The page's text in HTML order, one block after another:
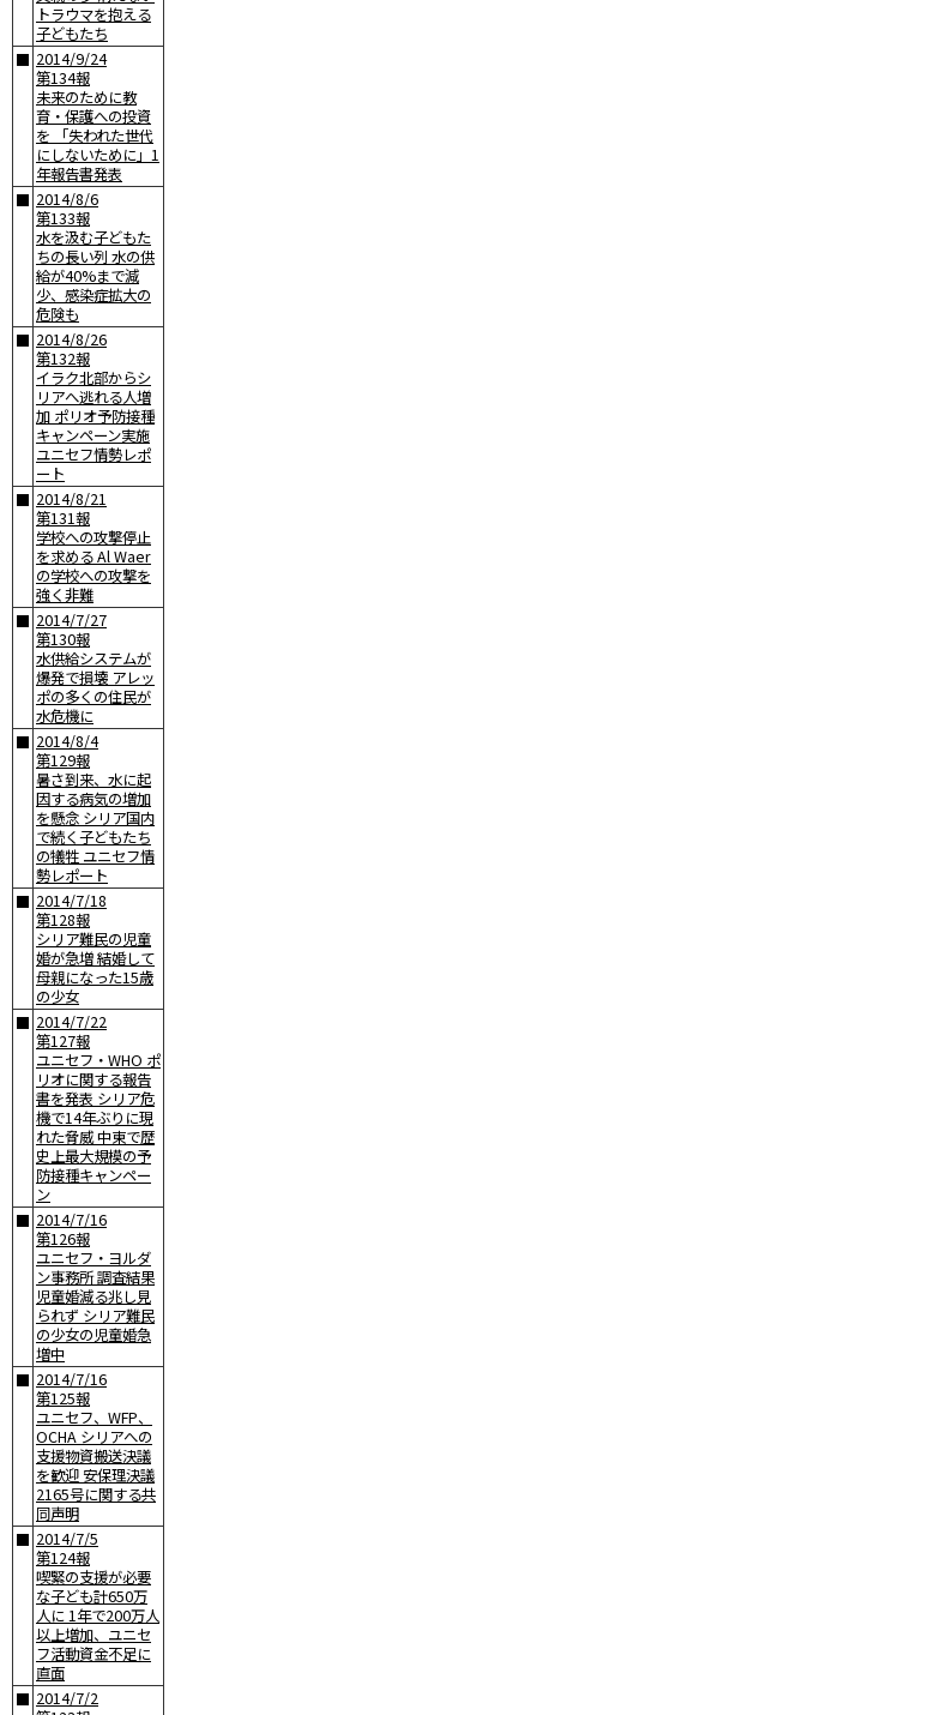
トラウマを抱える
子どもたち
■ 2014/9/24
第134報
未来のために教
育・保護への投資
を 「失われた世代
にしないために」1
年報告書発表
■ 2014/8/6
第133報
水を汲む子どもた
ちの長い列 水の供
給が40%まで減
少、感染症拡大の
危険も
■ 2014/8/26
第132報
イラク北部からシ
リアへ逃れる人増
加 ポリオ予防接種
キャンペーン実施
ユニセフ情勢レポ
ート
■ 2014/8/21
第131報
学校への攻撃停止
を求める Al Waer
の学校への攻撃を
強く非難
■ 2014/7/27
第130報
水供給システムが
爆発で損壊 アレッ
ポの多くの住民が
水危機に
■ 2014/8/4
第129報
暑さ到来、水に起
因する病気の増加
を懸念 シリア国内
で続く子どもたち
の犠牲 ユニセフ情
勢レポート
■ 2014/7/18
第128報
シリア難民の児童
婚が急増 結婚して
母親になった15歳
の少女
■ 2014/7/22
第127報
ユニセフ・WHO ポ
リオに関する報告
書を発表 シリア危
機で14年ぶりに現
れた脅威 中東で歴
史上最大規模の予
防接種キャンペー
ン
■ 2014/7/16
第126報
ユニセフ・ヨルダ
ン事務所 調査結果
児童婚減る兆し見
られず シリア難民
の少女の児童婚急
増中
■ 2014/7/16
第125報
ユニセフ、WFP、
OCHA シリアへの
支援物資搬送決議
を歓迎 安保理決議
2165号に関する共
同声明
■ 2014/7/5
第124報
喫緊の支援が必要
な子ども計650万
人に 1年で200万人
以上増加、ユニセ
フ活動資金不足に
直面
■ 2014/7/2